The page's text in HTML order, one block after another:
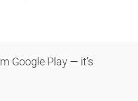
Google Play — it’s